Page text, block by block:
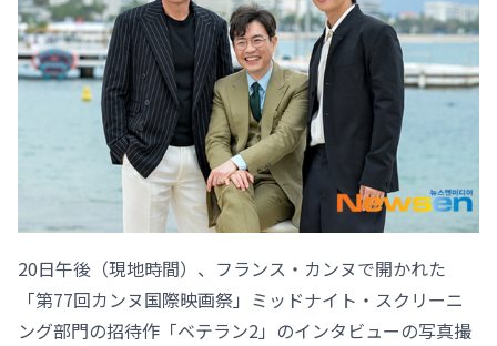
20日午後（現地時間）、フランス・カンヌで開かれた
「第77回カンヌ国際映画祭」ミッドナイト・スクリーニ
ング部門の招待作「ベテラン2」のインタビューの写真撮